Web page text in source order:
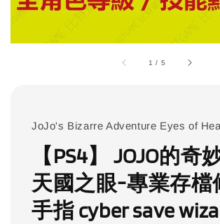
1 / 5
JoJo's Bizarre Adventure Eyes of
【PS4】 JOJO的奇
天國之眼-專業存檔
手指 cyber save